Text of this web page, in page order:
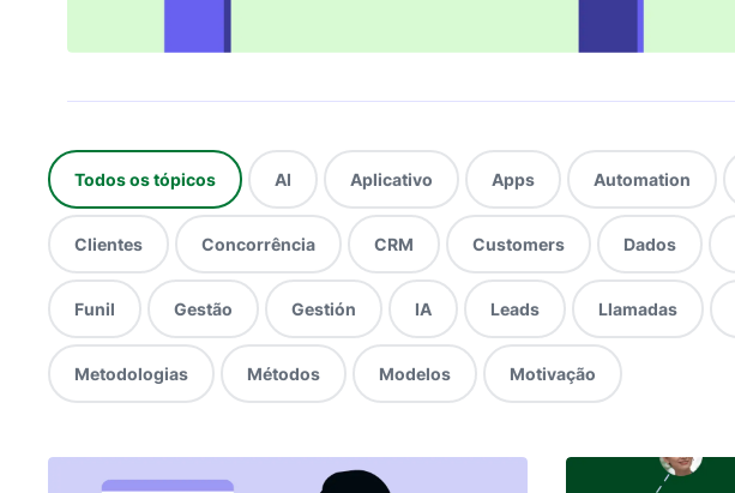
Todos os tópicos AI Aplicativo Apps Automation
Clientes Concorrência CRM Customers Dados
Funil Gestão Gestión IA Leads Llamadas
Metodologias Métodos Modelos Motivação